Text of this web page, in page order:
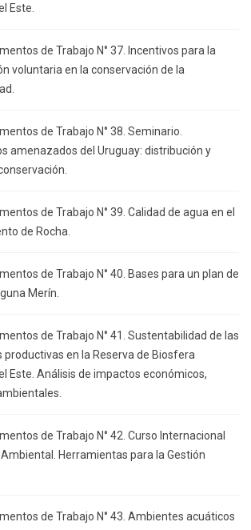
Este.
de Trabajo N° 37. Incentivos para la
voluntaria en la conservación de la
de Trabajo N° 38. Seminario.
amenazados del Uruguay: distribución y
de Trabajo N° 39. Calidad de agua en el
de Rocha.
de Trabajo N° 40. Bases para un plan de
Merín.
de Trabajo N° 41. Sustentabilidad de las
productivas en la Reserva de Biosfera
Este. Análisis de impactos económicos,
de Trabajo N° 42. Curso Internacional
Herramientas para la Gestión
de Trabajo N° 43. Ambientes acuáticos